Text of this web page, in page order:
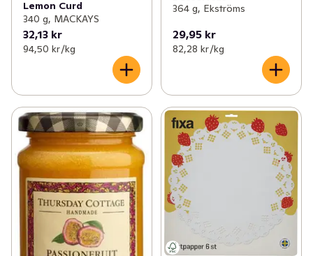
Lemon Curd
340 g, MACKAYS
32,13 kr
94,50 kr /kg
364 g, Ekströms
29,95 kr
82,28 kr /kg